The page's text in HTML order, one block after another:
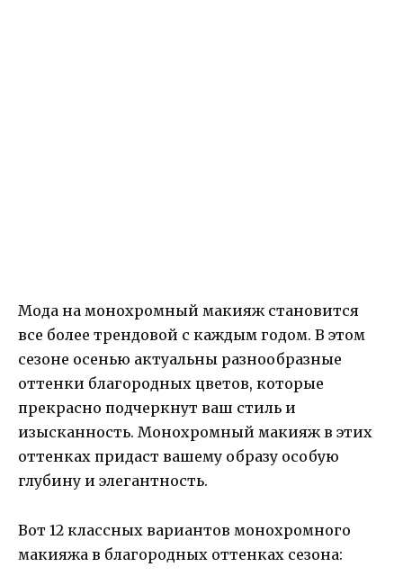
Мода на монохромный макияж становится
все более трендовой с каждым годом. В этом
сезоне осенью актуальны разнообразные
оттенки благородных цветов, которые
прекрасно подчеркнут ваш стиль и
изысканность. Монохромный макияж в этих
оттенках придаст вашему образу особую
глубину и элегантность.
Вот 12 классных вариантов монохромного
макияжа в благородных оттенках сезона: